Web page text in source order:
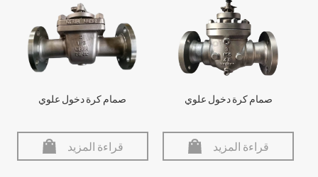
صمام كرة دخول علوي
قراءة المزيد
صمام كرة دخول علوي
قراءة المزيد